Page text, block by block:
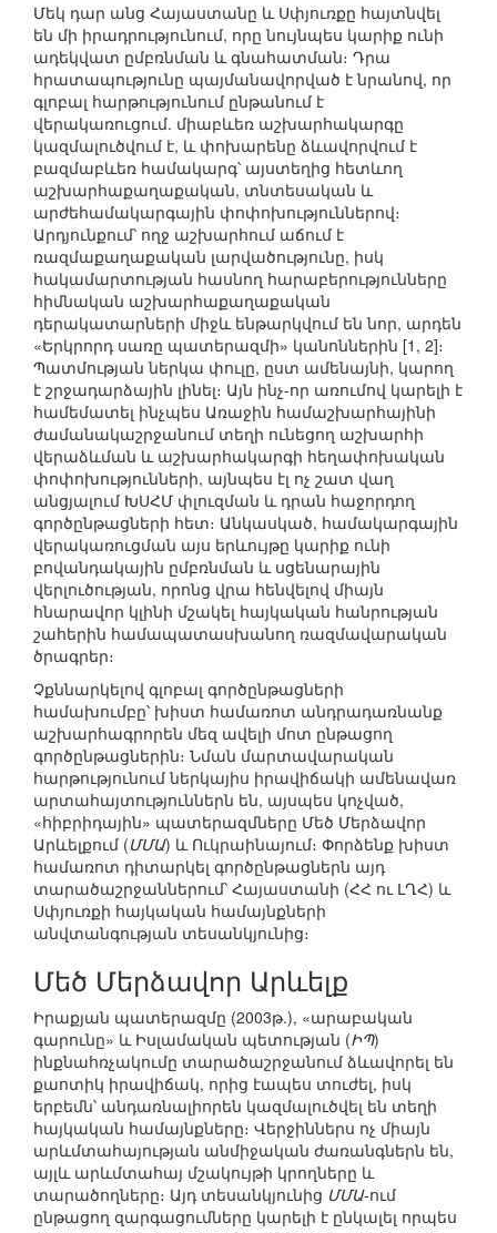
Մեկ դար անց Հայաստանը և Սփյուռքը հայտնվել
են մի իրադրությունում, որը նույնպես կարիք ունի
ադեկվատ ըմբռնման և գնահատման։ Դրա
հրատապությունը պայմանավորված է նրանով, որ
գլոբալ հարթությունում ընթանում է
վերակառուցում. միաբևեռ աշխարհակարգը
կազմալուծվում է, և փոխարենը ձևավորվում է
բազմաբևեռ համակարգ՝ այստեղից հետևող
աշխարհաքաղաքական, տնտեսական և
արժեհամակարգային փոփոխություններով։
Արդյունքում՝ ողջ աշխարհում աճում է
ռազմաքաղաքական լարվածությունը, իսկ
հակամարտության հասնող հարաբերությունները
հիմնական աշխարհաքաղաքական
դերակատարների միջև ենթարկվում են նոր, արդեն
«Երկրորդ սառը պատերազմի» կանոններին [1, 2]։
Պատմության ներկա փուլը, ըստ ամենայնի, կարող
է շրջադարձային լինել։ Այն ինչ-որ առումով կարելի է
համեմատել ինչպես Առաջին համաշխարհայինի
ժամանակաշրջանում տեղի ունեցող աշխարհի
վերաձևման և աշխարհակարգի հեղափոխական
փոփոխությունների, այնպես էլ ոչ շատ վաղ
անցյալում ԽՍՀՄ փլուզման և դրան հաջորդող
գործընթացների հետ։ Անկասկած, համակարգային
վերակառուցման այս երևույթը կարիք ունի
բովանդակային ըմբռնման և սցենարային
վերլուծության, որոնց վրա հենվելով միայն
հնարավոր կլինի մշակել հայկական հանրության
շահերին համապատասխանող ռազմավարական
ծրագրեր։
Չքննարկելով գլոբալ գործընթացների
համախումբը՝ խիստ համառոտ անդրադառնանք
աշխարհագրորեն մեզ ավելի մոտ ընթացող
գործընթացներին։ Նման մարտավարական
հարթությունում ներկայիս իրավիճակի ամենավառ
արտահայտություններն են, այսպես կոչված,
«հիբրիդային» պատերազմները Մեծ Մերձավոր
Արևելքում (ՄՄԱ) և Ուկրաինայում։ Փորձենք խիստ
համառոտ դիտարկել գործընթացներն այդ
տարածաշրջաններում՝ Հայաստանի (ՀՀ ու ԼՂՀ) և
Սփյուռքի հայկական համայնքների
անվտանգության տեսանկյունից։
Մեծ Մերձավոր Արևելք
Իրաքյան պատերազմը (2003թ.), «արաբական
գարունը» և Իսլամական պետության (ԻՊ)
ինքնահռչակումը տարածաշրջանում ձևավորել են
քաոտիկ իրավիճակ, որից էապես տուժել, իսկ
երբեմն՝ անդառնալիորեն կազմալուծվել են տեղի
հայկական համայնքները։ Վերջիններս ոչ միայն
արևմտահայության անմիջական ժառանգներն են,
այլև արևմտահայ մշակույթի կրողները և
տարածողները։ Այդ տեսանկյունից ՄՄԱ-ում
ընթացող զարգացումները կարելի է ընկալել որպես